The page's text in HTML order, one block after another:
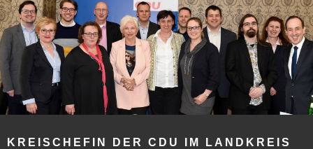
KREISCHEFIN DER CDU IM LANDKREIS